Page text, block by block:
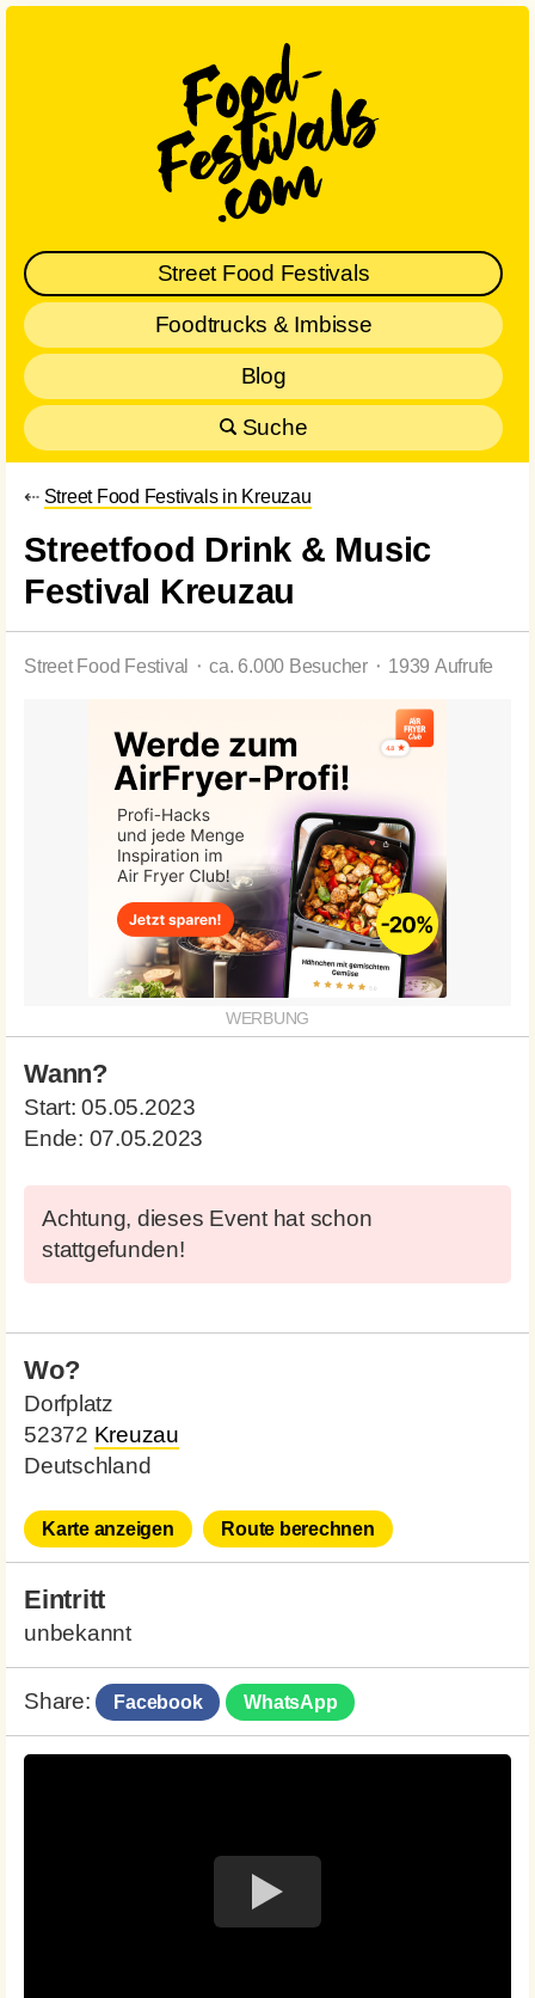
Street Food Festivals
Foodtrucks & Imbisse
Blog
Suche
⇠ Street Food Festivals in Kreuzau
Streetfood Drink & Music
Festival Kreuzau
Street Food Festival ⬝ ca. 6.000 Besucher ⬝ 1939 Aufrufe
Wann?
Start:05.05.2023
Ende: 07.05.2023
Achtung, dieses Event hat schon
stattgefunden!
Wo?
Dorfplatz
52372 Kreuzau
Deutschland
Karte anzeigen Route berechnen
Eintritt
unbekannt
Share: Facebook WhatsApp